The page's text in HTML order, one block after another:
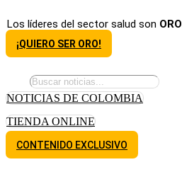
Los líderes del sector salud son ORO
¡QUIERO SER ORO!
NOTICIAS DE COLOMBIA
TIENDA ONLINE
CONTENIDO EXCLUSIVO